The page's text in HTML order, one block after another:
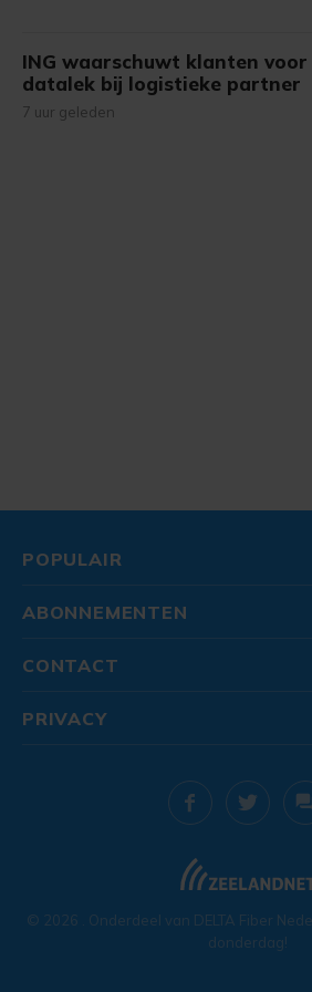
ING waarschuwt klanten voor
datalek bij logistieke partner
7 uur geleden
POPULAIR
ABONNEMENTEN
CONTACT
© 2026 . Onderdeel van DELTA Fiber
donderdag!
PRIVACY